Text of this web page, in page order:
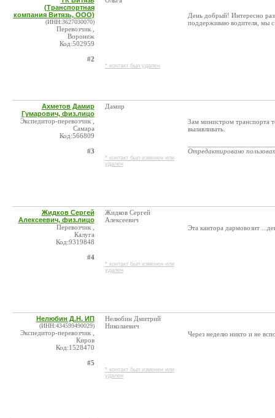
(Транспортная
компания Витязь, ООО)
(ИНН:3627030070)
Перевозчик ,
Воронеж
Код:502959
#2
* контакт был удален
День добрый! Интересно
поддерживаю водителя, мы
Ахметов Дамир
Гумарович, физ.лицо
Экспедитор-перевозчик ,
Самара
Код:566809
#3
Дамир
* контакт был изменен или
удален
Зам министром транспорта
вылавливать.
Отредактировано
Жидков Сергей
Алексеевич, физ.лицо
Перевозчик ,
Калуга
Код:9319848
#4
Жидков Сергей
Алексеевич
* контакт был изменен или
удален
Эта кантора дармовозит
Нелюбин Д.Н. ИП
(ИНН:434599490029)
Экспедитор-перевозчик ,
Киров
Код:1528470
#5
Нелюбин Дмитрий
Николаевич
* контакт был изменен или
удален
Через неделю никто и не